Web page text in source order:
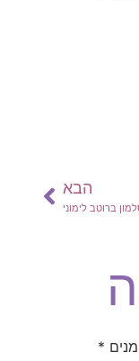
הבא
ברוטב לימוני
*